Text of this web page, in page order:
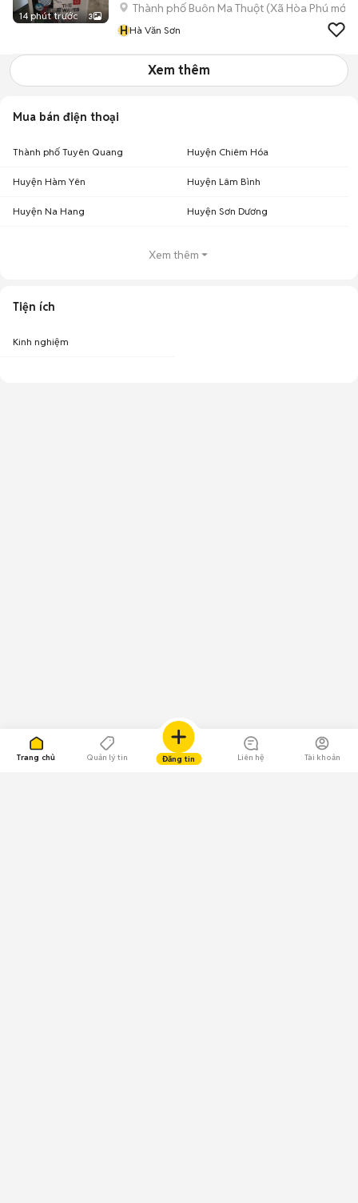
Trang chủ Quản lý tin Đăng tin Liên hệ Tài khoản
14 phút trước 3
Thành phố Buôn Ma Thuột (Xã Hòa Phú mới)
HHà Văn Sơn
Xem thêm
Mua bán điện thoại
Thành phố Tuyên Quang Huyện Chiêm Hóa
Huyện Hàm Yên Huyện Lâm Bình
Huyện Na Hang Huyện Sơn Dương
Xem thêm
Tiện ích
Kinh nghiệm